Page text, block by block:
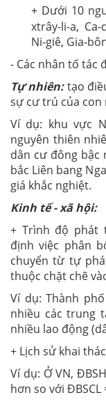
+ Dưới 10
xtrây-li-a,
Ni-giê, Gia-
- Các nhân tố tác
Tự nhiên:tạo
sự cư trú của con
Ví dụ: khu vực
nguyên thiên
dân cư đông bậc
bắc Liên bang
giá khắc nghiệt.
Kinh tế - xã hội:
+ Trình độ phát
định việc phân
chuyển từ tự
thuộc chặt chẽ
Ví dụ: Thành
nhiều các trung
nhiều lao động
+ Lịch sử khai
Ví dụ: Ở VN,
hơn so với